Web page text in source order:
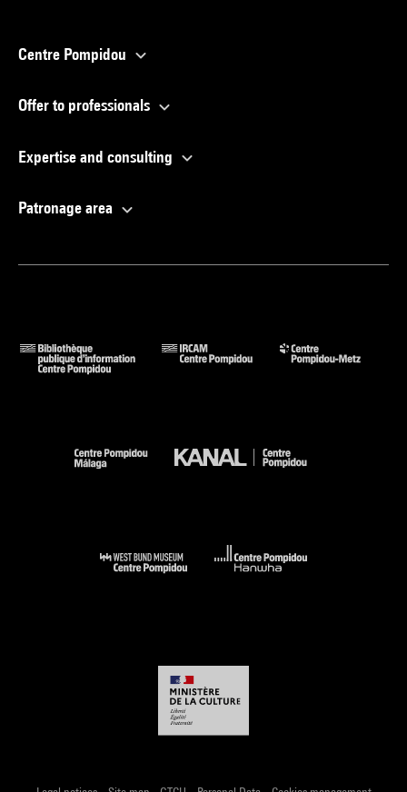
Centre Pompidou
Offer to professionals
Expertise and consulting
Patronage area